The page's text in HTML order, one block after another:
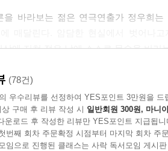
을 바라보는 젊은 연극연출가 정우희
에 지쳐 젊은 날에 스스로 목숨을 버리
짧은 경장편이다. 하지만 이 짧은 소
고 풍부하다.
(78건)
우수리뷰를 선정하여 YES포인트 3만원을 드
구매 후 리뷰 작성 시 일반회원 300원, 마니
운로드 후 작성한 리뷰만 YES포인트 지급됩니
번째 회차 주문확정 시점부터 마지막 회차 주
임으로 진행된 클래스는 사락 독서모임 게시